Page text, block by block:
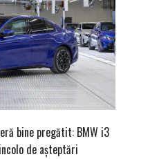
bine pregătit: BMW i3
de așteptări